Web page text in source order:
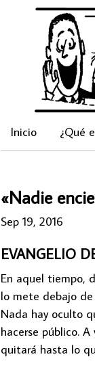
Inicio ¿Qué
«Nadie
Sep 19, 2016
EVANGELIO
En aquel tiempo,
lo mete debajo
Nada hay oculto
hacerse público.
quitará hasta lo